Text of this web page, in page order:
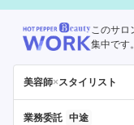
このサロ
集中です。
美容師×スタイリスト
業務委託